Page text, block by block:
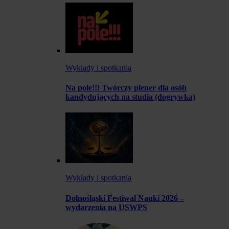
Wykłady i spotkania
Na pole!!! Twórczy plener dla osób
kandydujących na studia (dogrywka)
Wykłady i spotkania
Dolnośląski Festiwal Nauki 2026 –
wydarzenia na USWPS